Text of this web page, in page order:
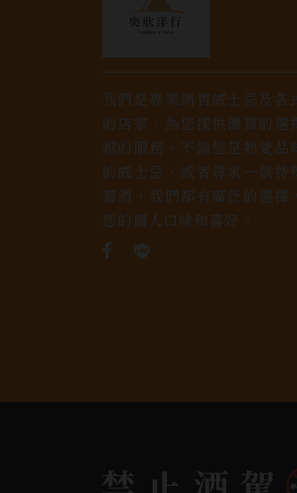
我們是專業銷售威士忌及各
的店家，為您提供優質的選
越的服務。不論您是熱愛品
的威士忌，或者尋求一款特
萄酒，我們都有廣泛的選擇
您的個人口味和喜好。